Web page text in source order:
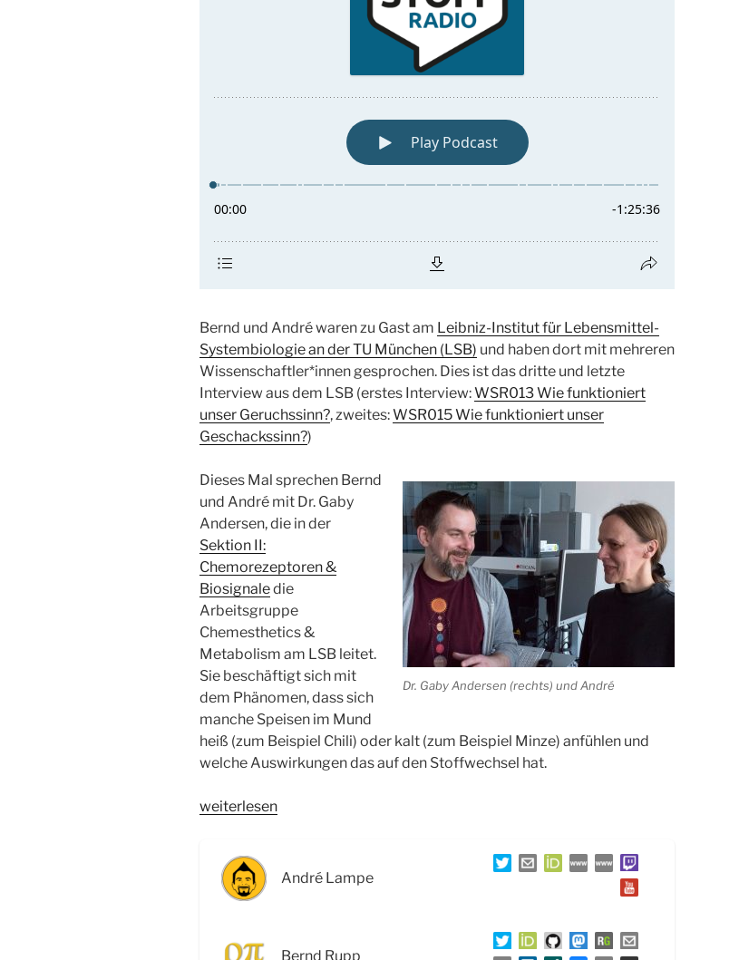
Bernd und André waren zu Gast am Leibniz-Institut für Lebensmittel-
Systembiologie an der TU München (LSB) und haben dort mit mehreren
Wissenschaftler*innen gesprochen. Dies ist das dritte und letzte
Interview aus dem LSB (erstes Interview:WSR013 Wie funktioniert
unser Geruchssinn?, zweites:WSR015 Wie funktioniert unser
Geschackssinn?)
Dr. Gaby Andersen (rechts) und André
Dieses Mal sprechen Bernd
und André mit Dr. Gaby
Andersen, die in der
Sektion II:
Chemorezeptoren &
Biosignaledie
Arbeitsgruppe
Chemesthetics &
Metabolism am LSB leitet.
Sie beschäftigt sich mit
dem Phänomen, dass sich
manche Speisen im Mund
heiß (zum Beispiel Chili) oder kalt (zum Beispiel Minze) anfühlen und
welche Auswirkungen das auf den Stoffwechsel hat.
„WSR017
heiß
und
weiterlesen
André Lampe
Bernd Rupp